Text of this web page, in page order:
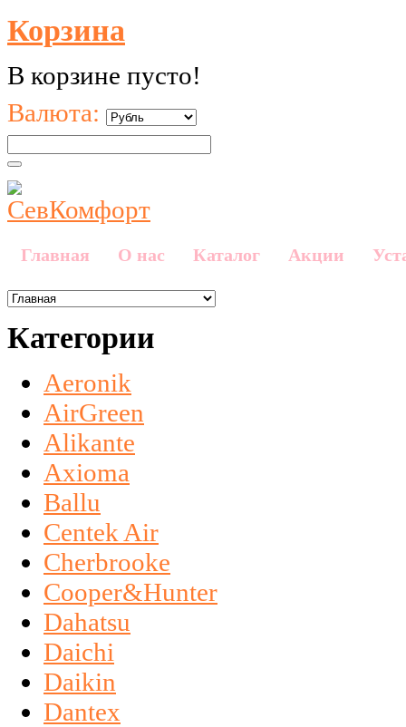
Корзина
В корзине пусто!
Валюта:
Главная О нас Каталог Акции
Категории
Aeronik
AirGreen
Alikante
Axioma
Ballu
Centek Air
Cherbrooke
Cooper&Hunter
Dahatsu
Daichi
Daikin
Dantex